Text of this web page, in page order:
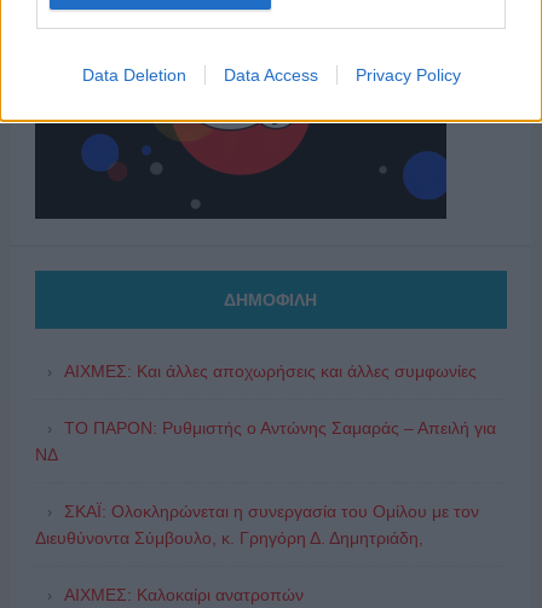
Data Deletion Data Access Privacy Policy
ΔΗΜΟΦΙΛΗ
ΑΙΧΜΕΣ: Και άλλες αποχωρήσεις και άλλες συμφωνίες
ΤΟ ΠΑΡΟΝ: Ρυθμιστής ο Αντώνης Σαμαράς – Απειλή για
ΝΔ
ΣΚΑΪ: Ολοκληρώνεται η συνεργασία του Ομίλου με τον
Διευθύνοντα Σύμβουλο, κ. Γρηγόρη Δ. Δημητριάδη,
ΑΙΧΜΕΣ: Καλοκαίρι ανατροπών